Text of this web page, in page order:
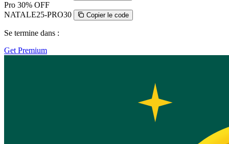
Pro 30% OFF
NATALE25-PRO30
Copier le code
Se termine dans :
Get Premium